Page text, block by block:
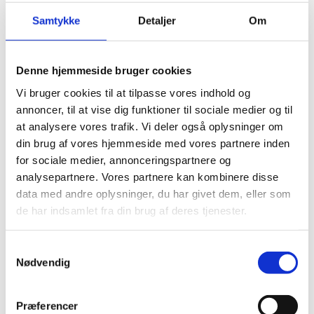
Samtykke Detaljer Om
Denne hjemmeside bruger cookies
Vi bruger cookies til at tilpasse vores indhold og
annoncer, til at vise dig funktioner til sociale medier og til
at analysere vores trafik. Vi deler også oplysninger om
din brug af vores hjemmeside med vores partnere inden
for sociale medier, annonceringspartnere og
analysepartnere. Vores partnere kan kombinere disse
data med andre oplysninger, du har givet dem, eller som
de har indsamlet fra din brug af deres tjenester.
Nødvendig
Præferencer
Billedkunstnerisk praksis:
Selvstændig værkproduktion og feedback
​​Dette kursus er for dig, der ønsker at fortsætte
udviklingen af din egen kunstpraksis og vedholde din
kunstneriske energi og indsats, nu måske efter
afleverede ansøgninger til kunstneriske uddannelser.
Måske vil du arbejde med værkproduktion mod
udstillinger.
Undervisningen tager afsæt i holddeltagernes
individuelle praksis og veksler mellem oplæg, fælles
visninger og værkgennemgange, samt individuelle
samtaler med underviser. Der er fokus på at styrke dig
i dine kunstneriske valg, skærpe dit blik på egne værker
og udvikle et mere selvstændigt sprog og ståsted i din
tidligere eller nye ideer og værk-materiale, også i
forhold til eventuelle sene ansøgninger og
din kunstneriske praksis, men også i
fortsat eksperimentering og dialog.